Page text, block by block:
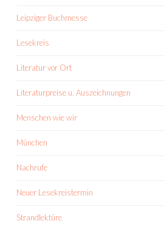
Leipziger Buchmesse
Lesekreis
Literatur vor Ort
Literaturpreise u. Auszeichnungen
Menschen wie wir
München
Nachrufe
Neuer Lesekreistermin
Strandlektüre